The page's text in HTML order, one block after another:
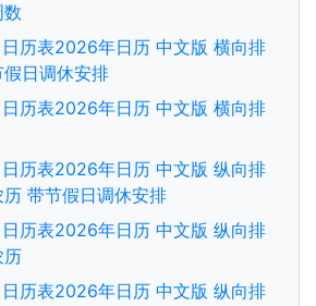
历表2026年日历 中文版 横向排
日调休安排
历表2026年日历 中文版 横向排
历表2026年日历 中文版 纵向排
带节假日调休安排
历表2026年日历 中文版 纵向排
历
历表2026年日历 中文版 纵向排